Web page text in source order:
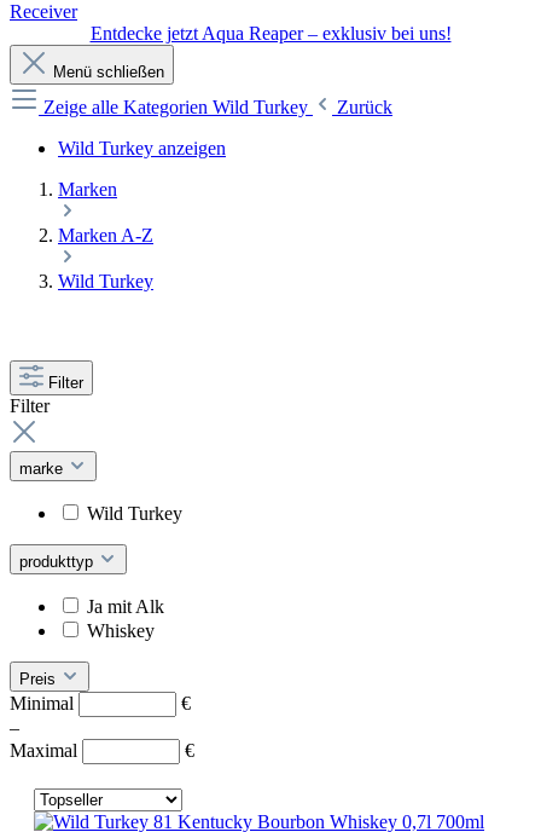
Receiver
Entdecke jetzt Aqua Reaper – exklusiv bei uns!
Menü schließen
Zeige alle Kategorien Wild Turkey
Zurück
Wild Turkey anzeigen
Marken
Marken A-Z
Wild Turkey
Filter
Filter
marke
Wild Turkey
produkttyp
Ja mit Alk
Whiskey
Preis
Minimal
€
–
Maximal
€